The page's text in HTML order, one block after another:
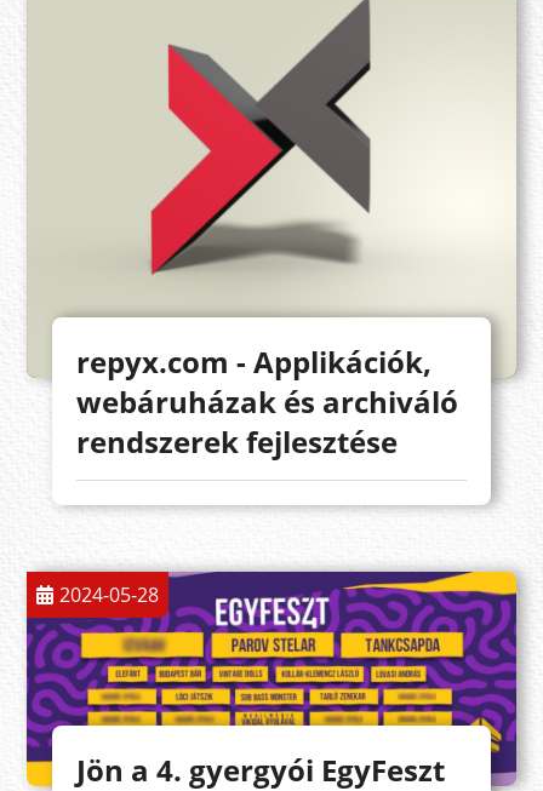
repyx.com - Applikációk,
webáruházak és archiváló
rendszerek fejlesztése
2024-05-28
Jön a 4. gyergyói EgyFeszt